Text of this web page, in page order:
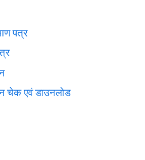
पत्र
चेक एवं डाउनलोड